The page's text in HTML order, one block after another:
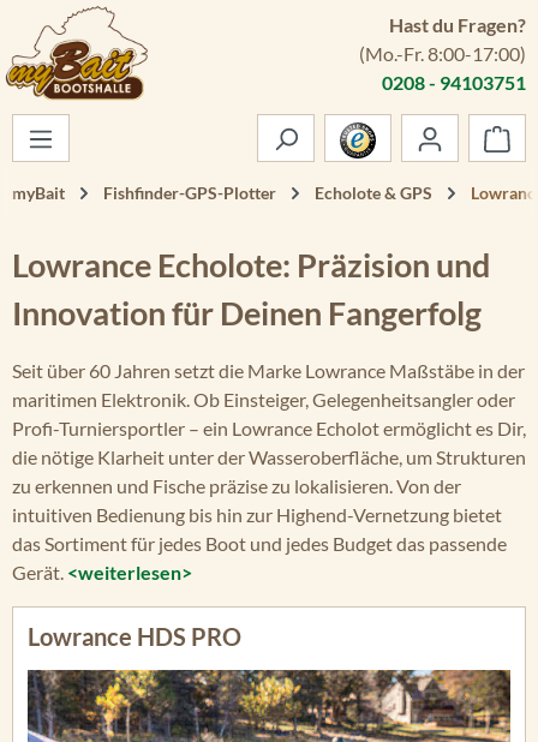
Zum Hauptinhalt springen
Hast du Fragen?
(Mo.-Fr. 8:00-17:00)
0208 - 94103751
myBait Fishfinder-GPS-Plotter Echolote & GPS
Lowrance Echolote: Präzision und
Innovation für Deinen Fangerfolg
Seit über 60 Jahren setzt die Marke Lowrance Maßstäbe in der
maritimen Elektronik. Ob Einsteiger, Gelegenheitsangler oder
Profi-Turniersportler – ein Lowrance Echolot ermöglicht es Dir,
die nötige Klarheit unter der Wasseroberfläche, um Strukturen
zu erkennen und Fische präzise zu lokalisieren. Von der
intuitiven Bedienung bis hin zur Highend-Vernetzung bietet
das Sortiment für jedes Boot und jedes Budget das passende
Gerät. <weiterlesen>
Lowrance HDS PRO